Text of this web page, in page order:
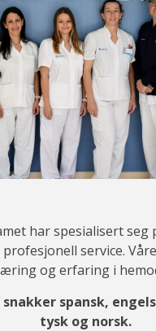
har spesialisert seg
service.
og erfaring i
spansk,
tysk og norsk.